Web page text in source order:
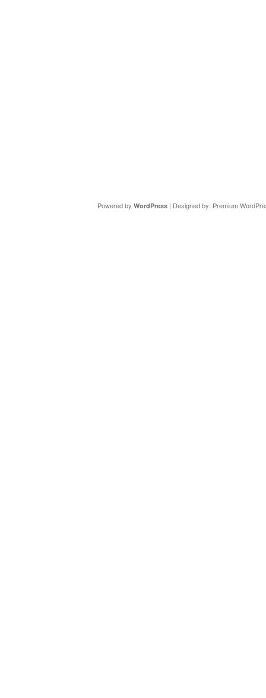
Powered by WordPress| Designed by: Premium